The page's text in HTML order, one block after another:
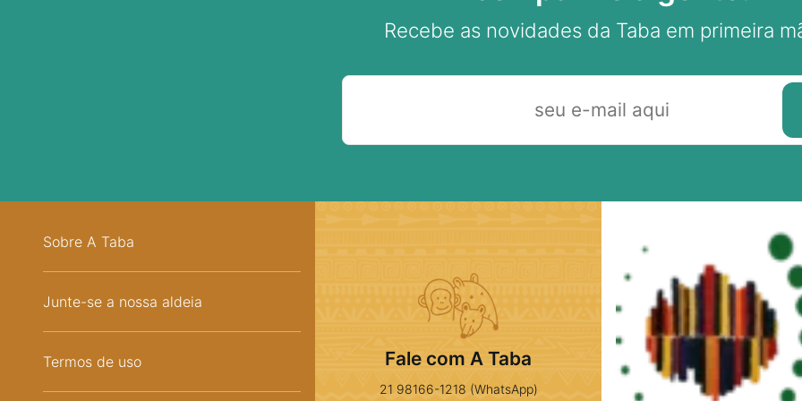
Recebe as novidades da Taba em primeira
Sobre A Taba
Junte-se a nossa aldeia
Termos de uso Fale com A Taba
21 98166-1218 (WhatsApp)